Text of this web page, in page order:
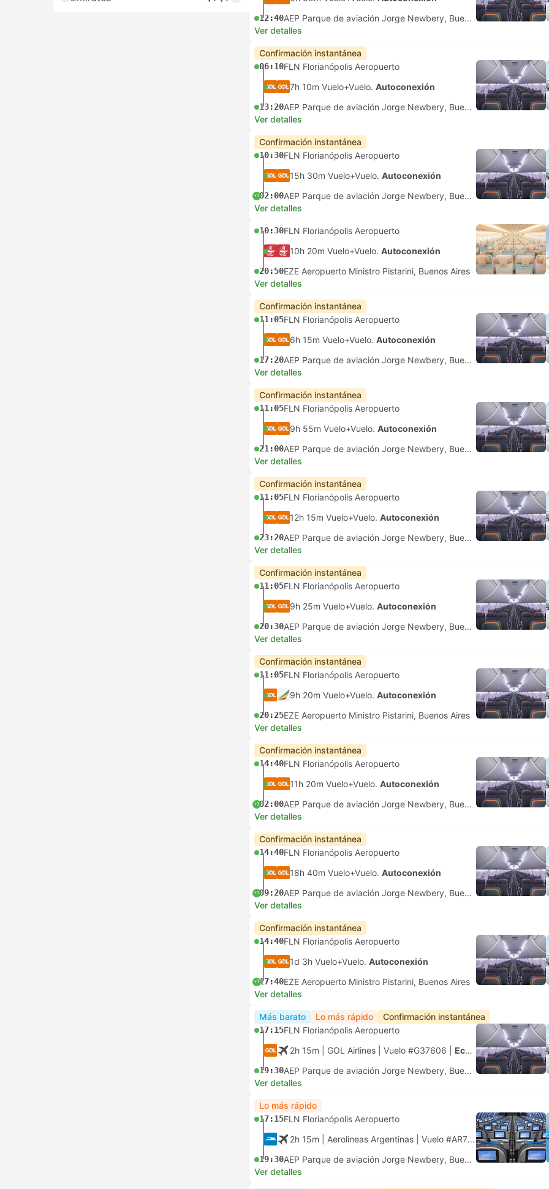
12:40
AEP Parque de aviación Jorge Newbery, Buenos Aires
Ver detalles
Confirmación instantánea
06:10FLN Florianópolis Aeropuerto
7h 10m Vuelo+Vuelo. Autoconexión
13:20
AEP Parque de aviación Jorge Newbery, Buenos Aires
Ver detalles
Confirmación instantánea
10:30FLN Florianópolis Aeropuerto
15h 30m Vuelo+Vuelo. Autoconexión
+102:00
AEP Parque de aviación Jorge Newbery, Buenos Aires
Ver detalles
10:30FLN Florianópolis Aeropuerto
10h 20m Vuelo+Vuelo. Autoconexión
20:50EZE Aeropuerto Ministro Pistarini, Buenos Aires
Ver detalles
Confirmación instantánea
11:05FLN Florianópolis Aeropuerto
6h 15m Vuelo+Vuelo. Autoconexión
17:20
AEP Parque de aviación Jorge Newbery, Buenos Aires
Ver detalles
Confirmación instantánea
11:05FLN Florianópolis Aeropuerto
9h 55m Vuelo+Vuelo. Autoconexión
21:00
AEP Parque de aviación Jorge Newbery, Buenos Aires
Ver detalles
Confirmación instantánea
11:05FLN Florianópolis Aeropuerto
12h 15m Vuelo+Vuelo. Autoconexión
23:20
AEP Parque de aviación Jorge Newbery, Buenos Aires
Ver detalles
Confirmación instantánea
11:05FLN Florianópolis Aeropuerto
9h 25m Vuelo+Vuelo. Autoconexión
20:30
AEP Parque de aviación Jorge Newbery, Buenos Aires
Ver detalles
Confirmación instantánea
11:05FLN Florianópolis Aeropuerto
9h 20m Vuelo+Vuelo. Autoconexión
20:25EZE Aeropuerto Ministro Pistarini, Buenos Aires
Ver detalles
Confirmación instantánea
14:40FLN Florianópolis Aeropuerto
11h 20m Vuelo+Vuelo. Autoconexión
+102:00
AEP Parque de aviación Jorge Newbery, Buenos Aires
Ver detalles
Confirmación instantánea
14:40FLN Florianópolis Aeropuerto
18h 40m Vuelo+Vuelo. Autoconexión
+109:20
AEP Parque de aviación Jorge Newbery, Buenos Aires
Ver detalles
Confirmación instantánea
14:40FLN Florianópolis Aeropuerto
1d 3h Vuelo+Vuelo. Autoconexión
+117:40EZE Aeropuerto Ministro Pistarini, Buenos Aires
Ver detalles
Más barato Lo más rápido Confirmación instantánea
17:15FLN Florianópolis Aeropuerto
2h 15m | GOL Airlines Vuelo #G37606 Económica
19:30
AEP Parque de aviación Jorge Newbery, Buenos Aires
Ver detalles
Lo más rápido
17:15FLN Florianópolis Aeropuerto
2h 15m | Aerolineas Argentinas Vuelo #AR7721 |Económica
19:30
AEP Parque de aviación Jorge Newbery, Buenos Aires
Ver detalles